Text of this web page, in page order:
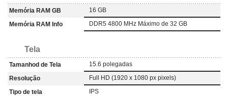
Memória RAM GB
16 GB
Memória RAM Info
DDR5 4800 MHz Máximo de 32 GB
Tela
Tamanhod de Tela
15.6 polegadas
Resolução
Full HD (1920 x 1080 px pixels)
Tipo de tela
IPS